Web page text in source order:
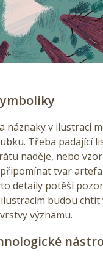
náznaky v ilustraci
Třeba padající
naděje, nebo
tvar
detaily potěší
budou chtít
významu.